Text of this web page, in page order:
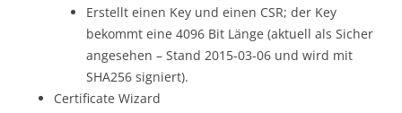
Erstellt einen Key und einen CSR; der Key
bekommt eine 4096 Bit Länge (aktuell als Sicher
angesehen – Stand 2015-03-06 und wird mit
SHA256 signiert).
Certificate Wizard